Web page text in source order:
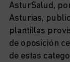
AsturSalud,
Asturias,
plantillas
de oposición
de estas